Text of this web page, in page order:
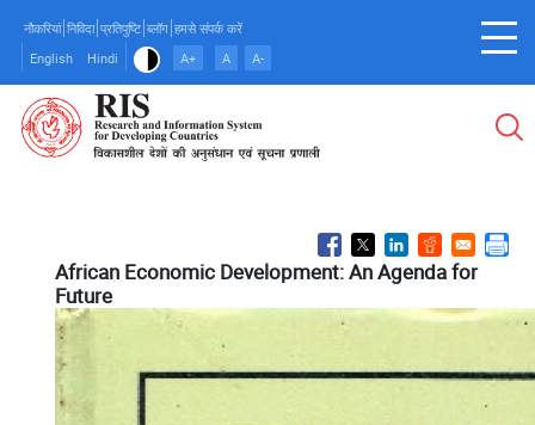
main
content
नौकरियां निविदा प्रतिपुष्टि ब्लॉग हमसे संपर्क करें
English
Hindi A+ A A-
African Economic Development: An Agenda for
Future